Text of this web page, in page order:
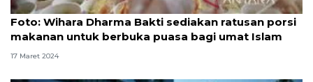
Foto
Foto: Wihara Dharma Bakti sediakan ratusan porsi
makanan untuk berbuka puasa bagi umat Islam
17 Maret 2024